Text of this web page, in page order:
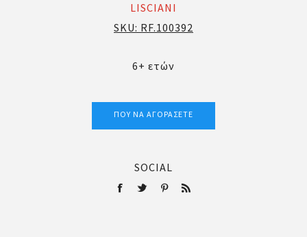
LISCIANI
SKU: RF.100392
6+ ετών
ΠΟΎ ΝΑ ΑΓΟΡΆΣΕΤΕ
SOCIAL